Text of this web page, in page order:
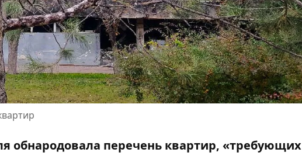
обнародовала перечень квартир, «требующих